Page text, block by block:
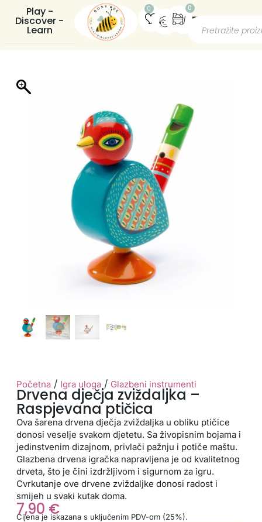
Play -
Discover -
Learn
0 0
Početna/ Igra uloga/ Glazbeni instrumenti
Drvena dječja zviždaljka –
Raspjevana ptičica
Ova šarena drvena dječja zviždaljka u obliku ptičice
donosi veselje svakom djetetu. Sa živopisnim bojama i
jedinstvenim dizajnom, privlači pažnju i potiče maštu.
Glazbena drvena igračka napravljena je od kvalitetnog
drveta, što je čini izdržljivom i sigurnom za igru.
Cvrkutanje ove drvene zviždaljke donosi radost i
smijeh u svaki kutak doma.
7,90 €
Cijena je iskazana s uključenim PDV-om (25%).